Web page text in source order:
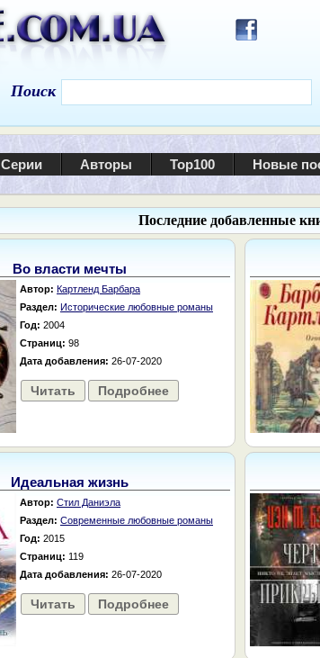
Поиск
Серии Авторы Top100 Новые
Последние добавленные
Во власти мечты
Автор: Картленд Барбара
Раздел: Исторические любовные романы
Год: 2004
Страниц: 98
Дата добавления: 26-07-2020
Читать Подробнее
Идеальная жизнь
Автор: Стил Даниэла
Раздел: Современные любовные романы
Год: 2015
Страниц: 119
Дата добавления: 26-07-2020
Читать Подробнее